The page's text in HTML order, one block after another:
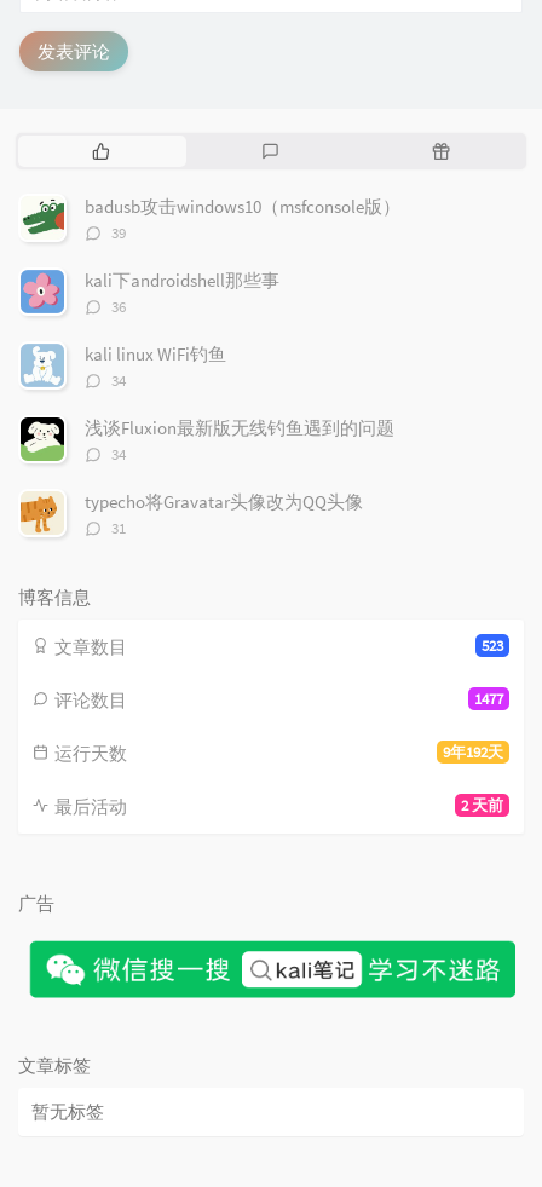
发表评论
热
文
章
随
badusb攻击windows10（msfconsole版）
评
数：
39
kali下androidshell那些事
评
数：
36
kali linux WiFi钓鱼
评
数：
34
浅谈Fluxion最新版无线钓鱼遇到的问题
评
数：
34
typecho将Gravatar头像改为QQ头像
评
31
博客信息
523
文章数目
1477
评论数目
9年192天
运行天数
2 天前
最后活动
广告
文章标签
暂无标签